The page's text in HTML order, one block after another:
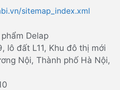
sitemap_index.xml
Delap
lô đất L11, Khu đô thị mới
Nội, Thành phố Hà Nội,